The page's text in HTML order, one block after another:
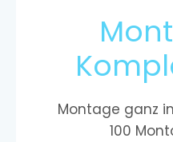
Montage ganz
100